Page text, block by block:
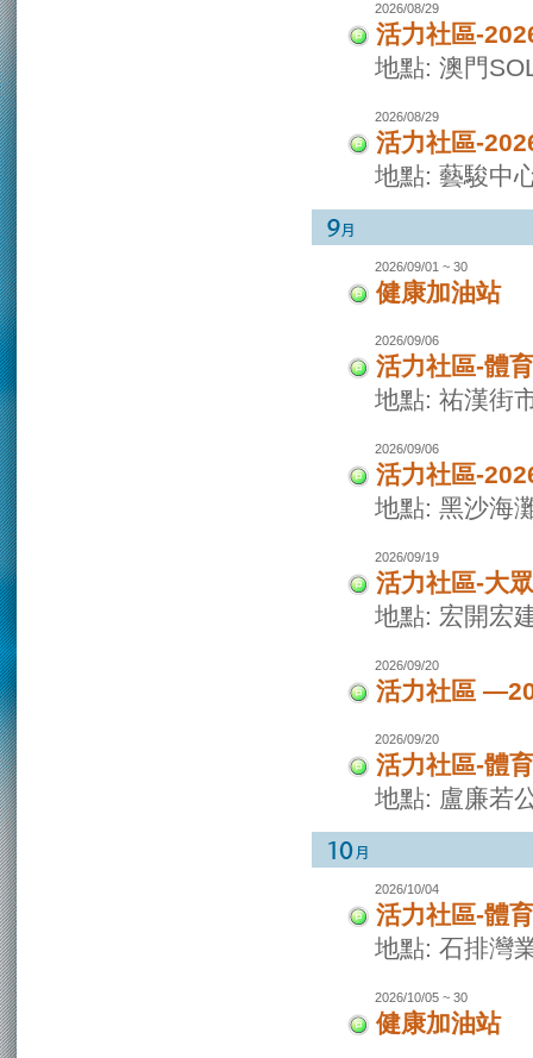
2026/08/29
活力社區-
地點: 澳門
2026/08/29
活力社區-
地點: 藝駿中
2026/09/01 ~ 30
健康加油站
2026/09/06
活力社區-體
地點: 祐漢街
2026/09/06
活力社區-
地點: 黑沙海
2026/09/19
活力社區-大
地點: 宏開宏
2026/09/20
活力社區
2026/09/20
活力社區-體
地點: 盧廉若
2026/10/04
活力社區-體
地點: 石排灣
2026/10/05 ~ 30
健康加油站